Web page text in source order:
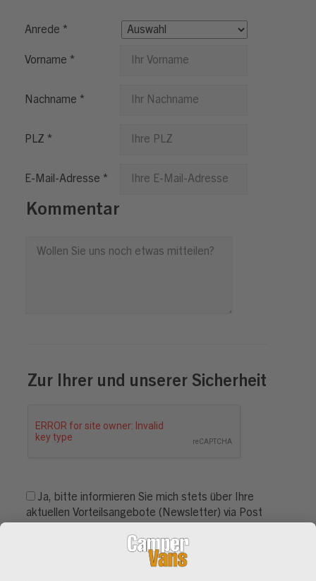
Anrede *
Vorname *
Nachname *
PLZ *
E-Mail-Adresse *
Kommentar
Zur Ihrer und unserer Sicherheit
Ja, bitte informieren Sie mich stets über Ihre
aktuellen Vorteilsangebote (Newsletter) via Post
Einwilligung jederzeit telefonisch oder schriftlich
mit Wirkung für die Zukunft widerrufen (z.B. E-